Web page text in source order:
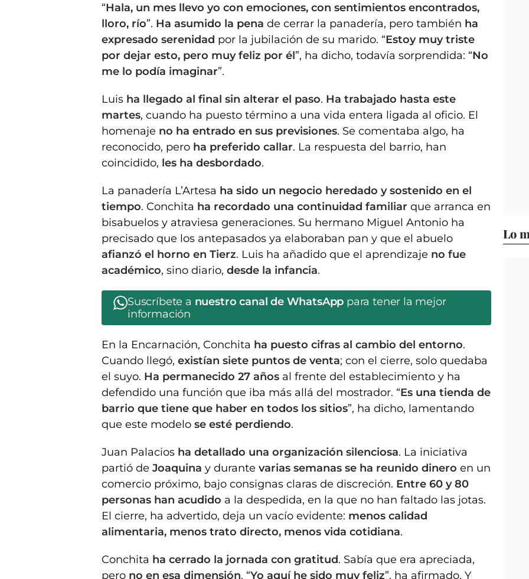
“Hala, un mes llevo yo con emociones, con sentimientos encontrados,
lloro, río”. Ha asumido la pena de cerrar la panadería, pero también ha
expresado serenidad por la jubilación de su marido. “Estoy muy triste
por dejar esto, pero muy feliz por él”, ha dicho, todavía sorprendida: “No
me lo podía imaginar”.
Luis ha llegado al final sin alterar el paso. Ha trabajado hasta este
martes, cuando ha puesto término a una vida entera ligada al oficio. El
homenaje no ha entrado en sus previsiones. Se comentaba algo, ha
reconocido, pero ha preferido callar. La respuesta del barrio, han
coincidido, les ha desbordado.
La panadería L’Artesa ha sido un negocio heredado y sostenido en el
tiempo. Conchita ha recordado una continuidad familiar que arranca en
bisabuelos y atraviesa generaciones. Su hermano Miguel Antonio ha
precisado que los antepasados ya elaboraban pan y que el abuelo
afianzó el horno en Tierz. Luis ha añadido que el aprendizaje no fue
académico, sino diario, desde la infancia.
Suscríbete a nuestro canal de WhatsApp para tener la mejor
información
En la Encarnación, Conchita ha puesto cifras al cambio del entorno.
Cuando llegó, existían siete puntos de venta; con el cierre, solo quedaba
el suyo. Ha permanecido 27 años al frente del establecimiento y ha
defendido una función que iba más allá del mostrador. “Es una tienda de
barrio que tiene que haber en todos los sitios”, ha dicho, lamentando
que este modelo se esté perdiendo.
Juan Palacios ha detallado una organización silenciosa. La iniciativa
partió de Joaquina y durante varias semanas se ha reunido dinero en un
comercio próximo, bajo consignas claras de discreción. Entre 60 y 80
personas han acudido a la despedida, en la que no han faltado las jotas.
El cierre, ha advertido, deja un vacío evidente: menos calidad
alimentaria, menos trato directo, menos vida cotidiana.
Conchita ha cerrado la jornada con gratitud. Sabía que era apreciada,
pero no en esa dimensión. “Yo aquí he sido muy feliz”, ha afirmado. Y
Lo